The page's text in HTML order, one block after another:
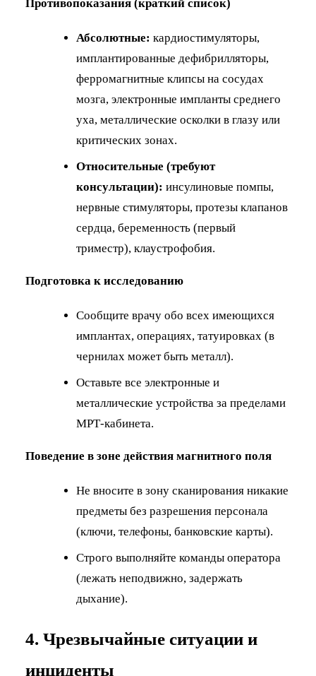
Противопоказания (краткий список)
Абсолютные: кардиостимуляторы,
имплантированные дефибрилляторы,
ферромагнитные клипсы на сосудах
мозга, электронные импланты среднего
уха, металлические осколки в глазу или
критических зонах.
Относительные (требуют
консультации): инсулиновые помпы,
нервные стимуляторы, протезы клапанов
сердца, беременность (первый
триместр), клаустрофобия.
Подготовка к исследованию
Сообщите врачу обо всех имеющихся
имплантах, операциях, татуировках (в
чернилах может быть металл).
Оставьте все электронные и
металлические устройства за пределами
МРТ-кабинета.
Поведение в зоне действия магнитного поля
Не вносите в зону сканирования никакие
предметы без разрешения персонала
(ключи, телефоны, банковские карты).
Строго выполняйте команды оператора
(лежать неподвижно, задержать
дыхание).
4. Чрезвычайные ситуации и
инциденты